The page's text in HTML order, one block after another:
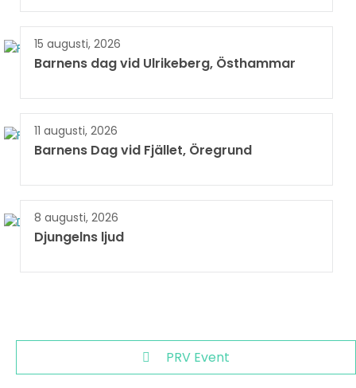
15 augusti, 2026
Barnens dag vid Ulrikeberg, Östhammar
11 augusti, 2026
Barnens Dag vid Fjället, Öregrund
8 augusti, 2026
Djungelns ljud
PRV Event